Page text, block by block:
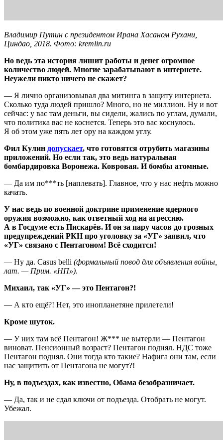
Владимир Путин с президентом Ирана Хасаном Рухани,
Циндао, 2018. Фото: kremlin.ru
Но ведь эта история лишит работы и денег огромное
количество людей. Многие зарабатывают в интернете.
Неужели никто ничего не скажет?
— Я лично организовывал два митинга в защиту интернета.
Сколько туда людей пришло? Много, но не миллион. Ну и вот
сейчас: у вас там деньги, вы сидели, жались по углам, думали,
что политика вас не коснется. Теперь это вас коснулось.
Я об этом уже пять лет ору на каждом углу.
Фил Кулин допускает, что готовятся отрубить магазины
приложений. Но если так, это ведь натуральная
бомбардировка Воронежа. Ковровая. И бомбы атомные.
— Да им по***ть [наплевать]. Главное, что у нас нефть можно
качать.
У нас ведь по военной доктрине применение ядерного
оружия возможно, как ответный ход на агрессию.
А в Госдуме есть Пискарёв. И он за пару часов до грозных
предупреждений РКН про уголовку за «УГ» заявил, что
«УГ» связано с Пентагоном! Всё сходится!
— Ну да. Casus belli (формальный повод для объявления войны,
лат. — Прим. «НП»).
Михаил, так «УГ» — это Пентагон?!
— А кто ещё?! Нет, это инопланетяне прилетели!
Кроме шуток.
— У них там всё Пентагон! Ж*** не вытерли — Пентагон
виноват. Пенсионный возраст? Пентагон поднял. НДС тоже
Пентагон поднял. Они тогда кто такие? Нафига они там, если
нас защитить от Пентагона не могут?!
Ну, в подъездах, как известно, Обама безобразничает.
— Да, так и не сдал ключи от подъезда. Отобрать не могут.
Убежал.